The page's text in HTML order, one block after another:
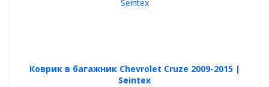
Коврик в багажник Chevrolet Cruze 2009-2015 |
Seintex